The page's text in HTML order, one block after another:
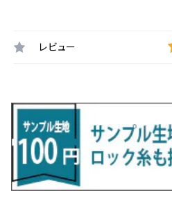
レビュー